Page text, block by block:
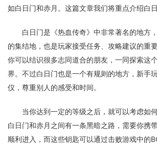
如白日门和赤月。这篇文章我们将重点介绍白
白日门是《热血传奇》中非常著名的地方
的集结地，也是玩家接受任务、攻略建议的重
你可以结识很多志同道合的朋友，一同探索这
界。不过白日门也是一个有规则的地方，新手
仪，尊重别人的感受和时间。
当你达到一定的等级之后，就可以考虑如
白日门和赤月之间有一条黑暗之路，需要你携
顺利进入，而这些钥匙可以通过击败游戏中的